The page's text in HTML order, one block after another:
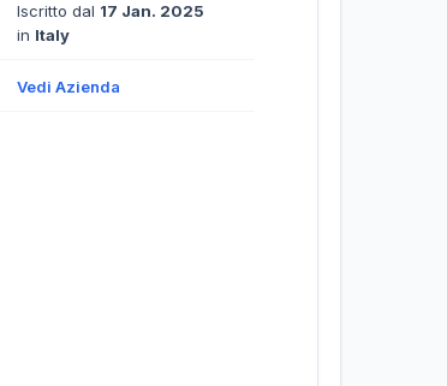
Iscritto dal 17 Jan. 2025
in Italy
Vedi Azienda